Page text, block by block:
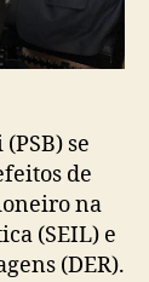
se
de
na
(SEIL) e
(DER).